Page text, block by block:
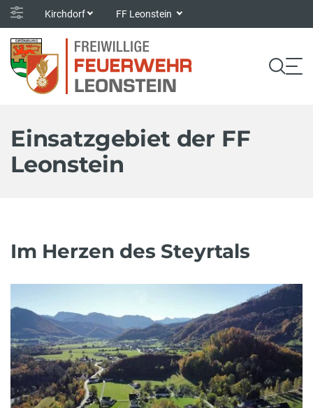
Kirchdorf FF Leonstein
Einsatzgebiet der FF
Leonstein
Im Herzen des Steyrtals